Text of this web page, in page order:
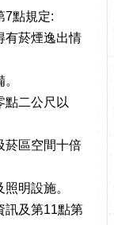
7點規定:
有菸煙逸出情
點二公尺以
菸區空間十倍
明設施。
訊及第11點第